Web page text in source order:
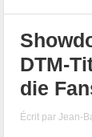
DTM-
die
Écrit parJean-